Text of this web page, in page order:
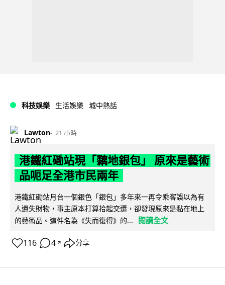
科技娛樂 生活娛樂 城中熱話
Lawton 21 小時
港鐵紅磡站現「黐地銀包」 原來是藝術
品呃足全港市民兩年
港鐵紅磡站月台一個銀色「銀包」多年來一再令乘客誤以為有
人遺失財物，事主原本打算拾起交還，卻發現原來是黏在地上
的藝術品。這件名為《失而復得》的...
閱讀全文
116 4 ↗ 分享